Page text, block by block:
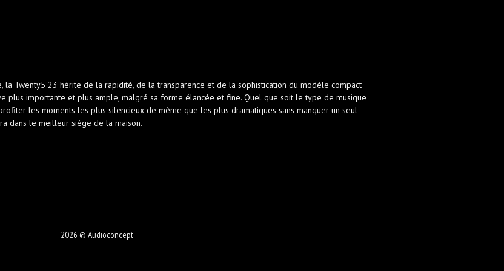
Twenty5 23 hérite de la rapidité, de la transparence et de la sophistication du modèle compact
plus importante et plus ample, malgré sa forme élancée et fine. Quel que soit le type de musique
les moments les plus silencieux de même que les plus dramatiques sans manquer un seul
dans le meilleur siège de la maison.
2026 © Audioconcept